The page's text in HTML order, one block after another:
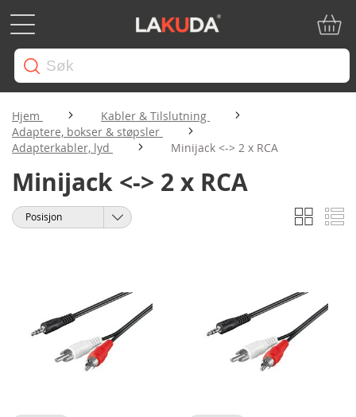
Hjem
Kabler & Tilslutning
Adaptere, bokser & støpsler
Adapterkabler, lyd
Minijack <-> 2 x RCA
Minijack <-> 2 x RCA
Vise
som
Sorter